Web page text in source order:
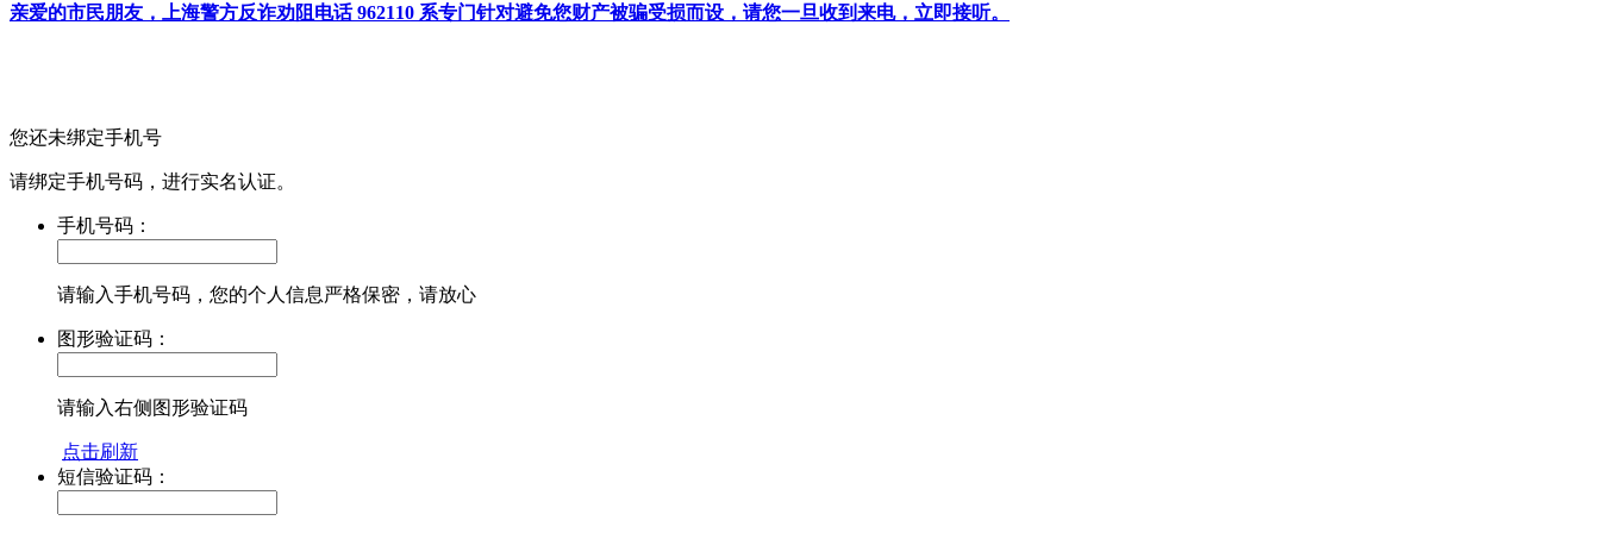
亲爱的市民朋友，上海警方反诈劝阻电话 962110 系专门针对避免您财产被骗受损而设，请您一旦收到来电，立即接听。
您还未绑定手机号
请绑定手机号码，进行实名认证。
手机号码：
请输入手机号码，您的个人信息严格保密，请放心
图形验证码：
请输入右侧图形验证码
点击刷新
短信验证码：